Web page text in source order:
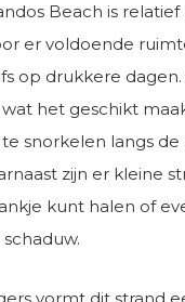
Beach is relatief
er voldoende
op drukkere
het geschikt
snorkelen langs de
zijn er kleine
kunt halen of